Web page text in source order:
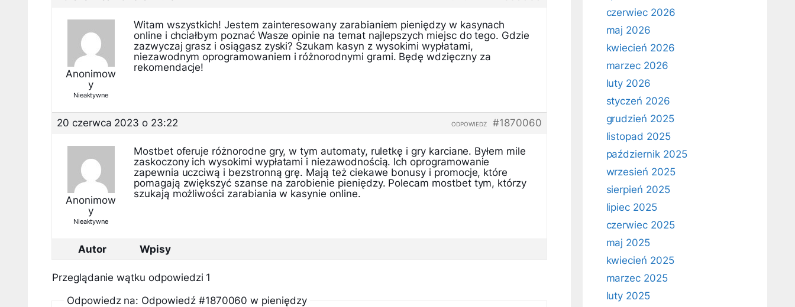
Anonimow
y
Nieaktywne
Witam wszystkich! Jestem zainteresowany zarabianiem pieniędzy w kasynach
online i chciałbym poznać Wasze opinie na temat najlepszych miejsc do tego. Gdzie
zazwyczaj grasz i osiągasz zyski? Szukam kasyn z wysokimi wypłatami,
niezawodnym oprogramowaniem i różnorodnymi grami. Będę wdzięczny za
rekomendacje!
20 czerwca 2023 o 23:22 #1870060
ODPOWIEDZ
Anonimow
y
Nieaktywne
Mostbet oferuje różnorodne gry, w tym automaty, ruletkę i gry karciane. Byłem mile
zaskoczony ich wysokimi wypłatami i niezawodnością. Ich oprogramowanie
zapewnia uczciwą i bezstronną grę. Mają też ciekawe bonusy i promocje, które
pomagają zwiększyć szanse na zarobienie pieniędzy. Polecam mostbet tym, którzy
szukają możliwości zarabiania w kasynie online.
Autor Wpisy
Przeglądanie wątku odpowiedzi 1
Odpowiedz na: Odpowiedź #1870060 w pieniędzy
czerwiec 2026
maj 2026
kwiecień 2026
marzec 2026
luty 2026
styczeń 2026
grudzień 2025
listopad 2025
październik 2025
wrzesień 2025
sierpień 2025
lipiec 2025
czerwiec 2025
maj 2025
kwiecień 2025
marzec 2025
luty 2025